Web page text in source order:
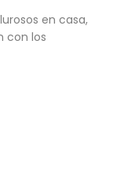
en casa,
con los